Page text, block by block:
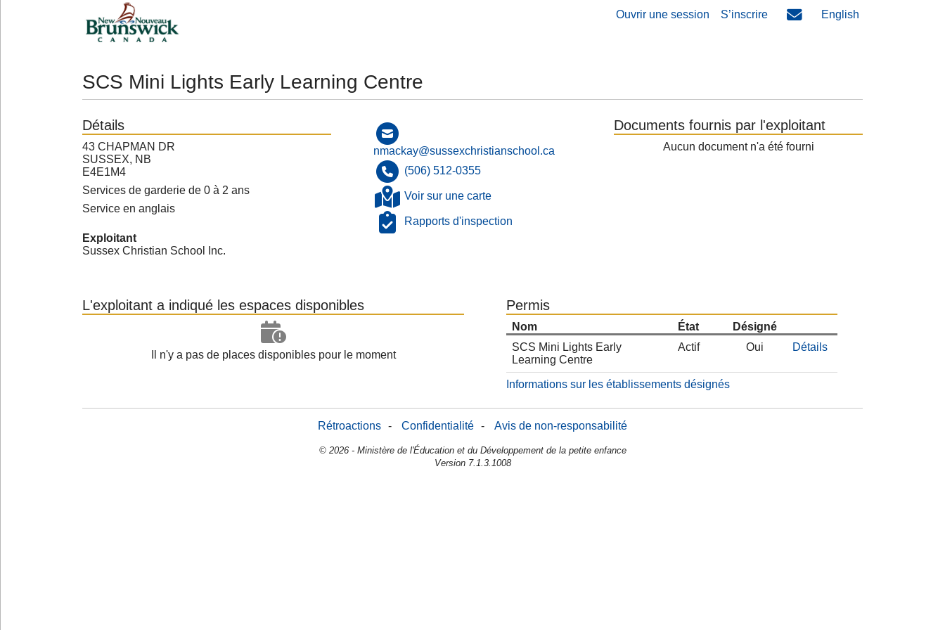
Ouvrir une session S’inscrire English
SCS Mini Lights Early Learning Centre
Détails
43 CHAPMAN DR
SUSSEX, NB
E4E1M4
Services de garderie de 0 à 2 ans
Service en anglais
Exploitant
Sussex Christian School Inc.
nmackay@sussexchristianschool.ca
(506) 512-0355
Voir sur une carte
Rapports d'inspection
Documents fournis par l'exploitant
Aucun document n'a été fourni
L'exploitant a indiqué les espaces disponibles
Il n'y a pas de places disponibles pour le moment
Permis
Nom État
Désigné
SCS Mini Lights Early
Learning Centre
Actif Oui Détails
Informations sur les établissements désignés
Rétroactions - Confidentialité - Avis de non-responsabilité
© 2026 - Ministère de l'Éducation et du Développement de la petite enfance
Version 7.1.3.1008